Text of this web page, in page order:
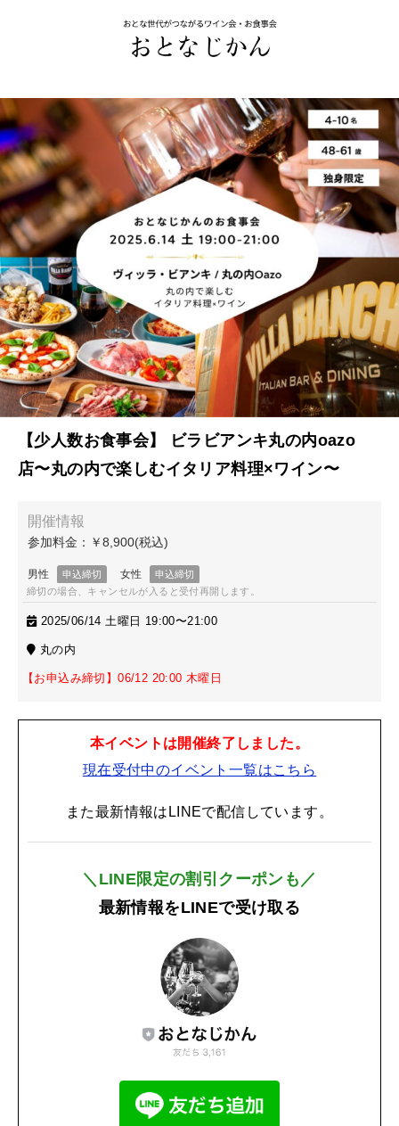
【少人数お食事会】 ビラビアンキ丸の内oazo
店〜丸の内で楽しむイタリア料理×ワイン〜
締切の場合、キャンセルが入ると受付再開します。
2025/06/14 土曜日 19:00〜21:00
丸の内
【お申込み締切】06/12 20:00 木曜日
本イベントは開催終了しました。
現在受付中のイベント一覧はこちら
また最新情報はLINEで配信しています。
＼LINE限定の割引クーポンも／
最新情報をLINEで受け取る